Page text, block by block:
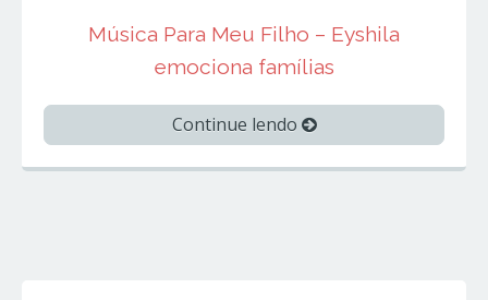
Música Para Meu Filho – Eyshila
emociona famílias
Continue lendo